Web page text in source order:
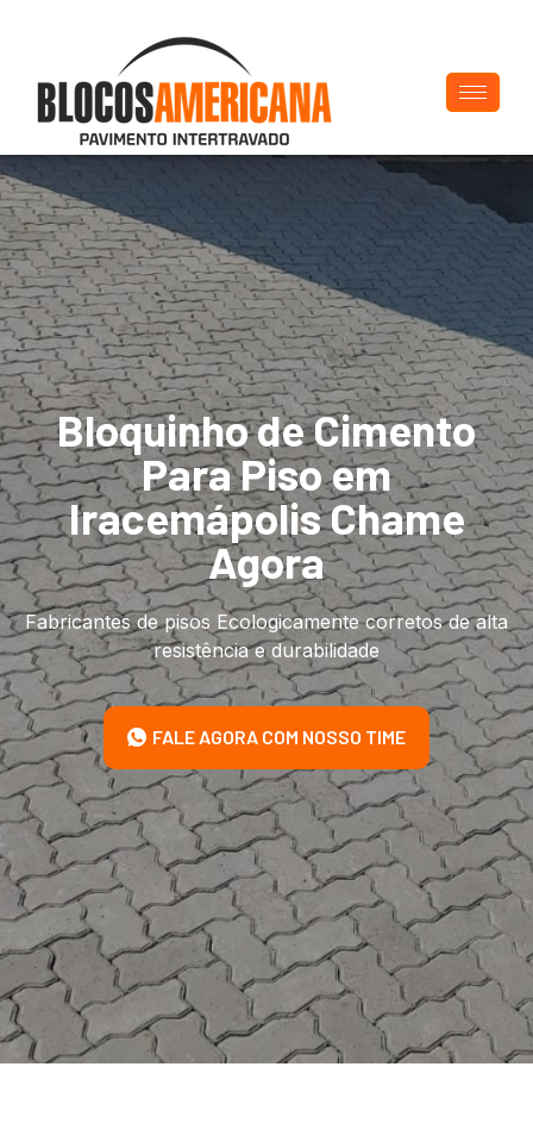
Bloquinho de Cimento
Para Piso em
Iracemápolis Chame
Agora
Fabricantes de pisos Ecologicamente corretos de alta
resistência e durabilidade
FALE AGORA COM NOSSO TIME